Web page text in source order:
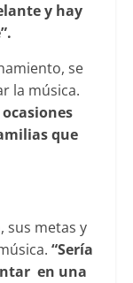
y hay
se
la música.
que
sus metas y
“Sería
en una